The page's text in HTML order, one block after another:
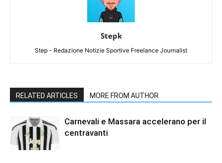
Stepk
Step - Redazione Notizie Sportive Freelance Journalist
RELATED ARTICLES MORE FROM AUTHOR
Carnevali e Massara accelerano per il
centravanti